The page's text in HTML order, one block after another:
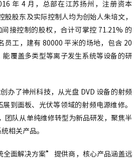
年 4 月，总部在江苏扬州，注册资本
股股东及实际控制人均为创始人朱培文，
接控制的股权，合计可掌控 71.21% 的
员工，建有 80000 平米的场地，包含 20
能覆盖多类型等离子发生系统等设备的研
办了神州科技，从光盘 DVD 设备的射频
到面板、光伏等领域的射频电源维修。
团队从单纯维修转型为新品研发，聚焦半
相关产品。
全面解决方案” 提供商，核心产品涵盖远